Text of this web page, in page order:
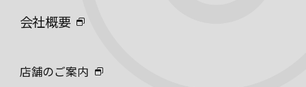
会社概要
店舗のご案内